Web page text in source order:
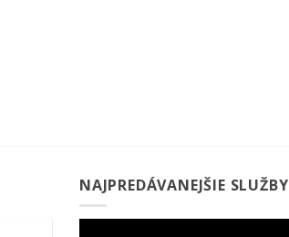
NAJPREDÁVANEJŠIE SLUŽBY